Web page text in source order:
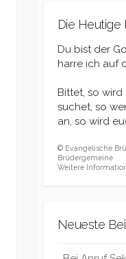
Die Heutige
Du bist der
harre ich auf
Bittet, so
suchet, so
an, so wird
© Evangelische
Brüdergemeine
Weitere
Neueste